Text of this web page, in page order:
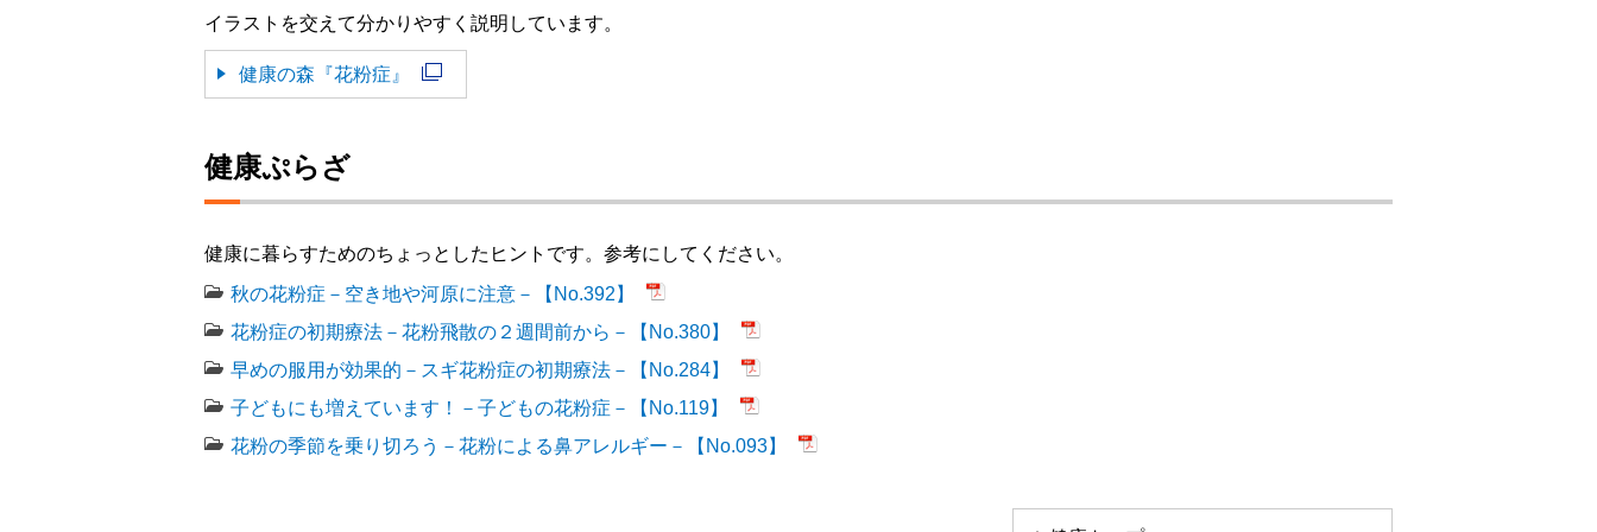
イラストを交えて分かりやすく説明しています。
健康の森『花粉症』
健康ぷらざ
健康に暮らすためのちょっとしたヒントです。参考にしてください。
秋の花粉症－空き地や河原に注意－【No.392】
花粉症の初期療法－花粉飛散の２週間前から－【No.380】
早めの服用が効果的－スギ花粉症の初期療法－【No.284】
子どもにも増えています！－子どもの花粉症－【No.119】
花粉の季節を乗り切ろう－花粉による鼻アレルギー－【No.093】